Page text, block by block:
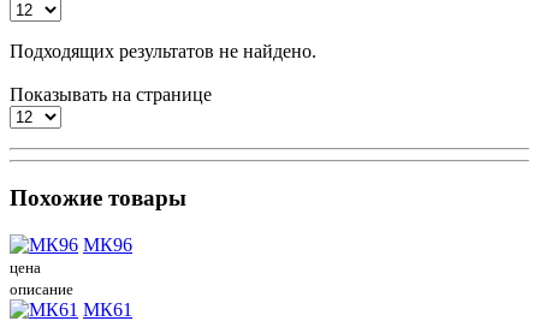
Подходящих результатов не найдено.
Показывать на странице
Похожие товары
МК96
цена
описание
МК61